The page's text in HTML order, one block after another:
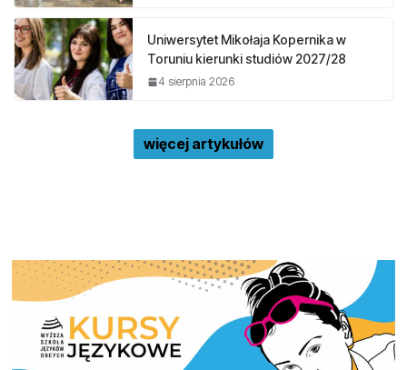
Uniwersytet Mikołaja Kopernika w
Toruniu kierunki studiów 2027/28
4 sierpnia 2026
więcej artykułów